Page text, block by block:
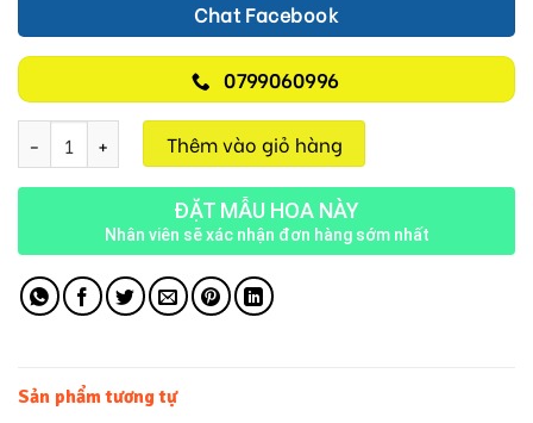
Chat Facebook
0799060996
Lan Hồ Điệp M705 số lượngThêm vào giỏ hàng
ĐẶT MẪU HOA NÀY
Nhân viên sẽ xác nhận đơn hàng sớm nhất
Sản phẩm tương tự